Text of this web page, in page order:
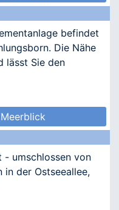
befindet
Die Nähe
lässt Sie den
- umschlossen von
in der Ostseeallee,